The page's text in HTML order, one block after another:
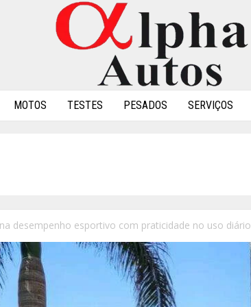
MOTOS TESTES PESADOS SERVIÇOS
desempenho esportivo com praticidade no uso diário